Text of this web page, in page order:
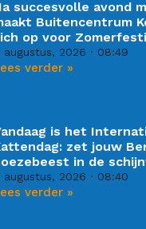
succesvolle avond
Buitencentrum
op voor
augustus, 2026 08:49
verder »
is het
zet jouw
in de
augustus, 2026 08:40
verder »